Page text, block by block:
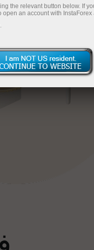
the relevant button below. If
an account with InstaForex